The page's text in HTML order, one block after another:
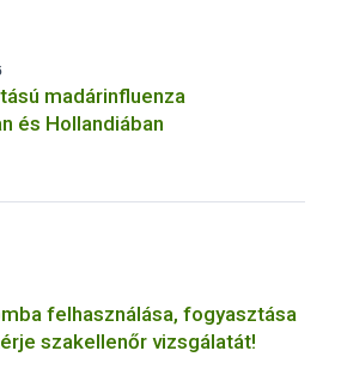
madárinfluenza
és Hollandiában
felhasználása, fogyasztása
szakellenőr vizsgálatát!